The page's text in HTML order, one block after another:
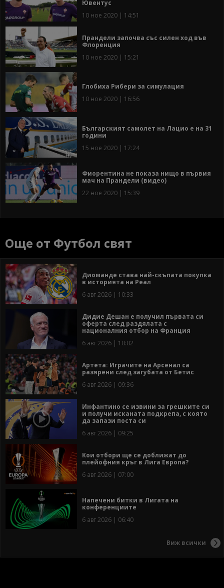
Ювентус
10 ное 2020 | 14:51
Прандели започва със силен ход във
Флоренция
10 ное 2020 | 15:21
Глобиха Рибери за симулация
10 ное 2020 | 16:56
Българският самолет на Лацио е на 31
години
15 ное 2020 | 17:24
Фиорентина не показа нищо в първия
мач на Прандели (видео)
22 ное 2020 | 15:39
Още от Футбол свят
Диоманде става най-скъпата покупка
в историята на Реал
6 авг 2026 | 10:33
Дидие Дешан е получил първата си
оферта след раздялата с
националния отбор на Франция
6 авг 2026 | 10:02
Артета: Играчите на Арсенал са
разярени след загубата от Бетис
6 авг 2026 | 09:36
Инфантино се извини за грешките си
и получи исканата подкрепа, с която
да запази поста си
6 авг 2026 | 09:25
Кои отбори ще се доближат до
плейофния кръг в Лига Европа?
6 авг 2026 | 07:00
Напечени битки в Лигата на
конференциите
6 авг 2026 | 06:40
Виж всички